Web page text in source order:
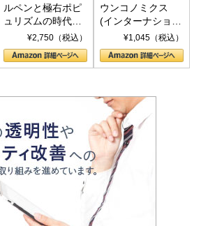
ルペンと極右ポピ
ュリズムの時代：
〈ヤヌス〉の二つ
の顔
¥2,750（税込）
ウンコノミクス
(インターナショナ
ル新書)¥1,045（税込）